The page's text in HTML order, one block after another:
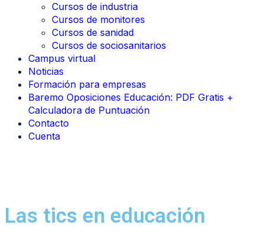
Cursos de industria
Cursos de monitores
Cursos de sanidad
Cursos de sociosanitarios
Campus virtual
Noticias
Formación para empresas
Baremo Oposiciones Educación: PDF Gratis +
Calculadora de Puntuación
Contacto
Cuenta
Las tics en educación